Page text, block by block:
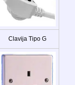
Clavija Tipo G